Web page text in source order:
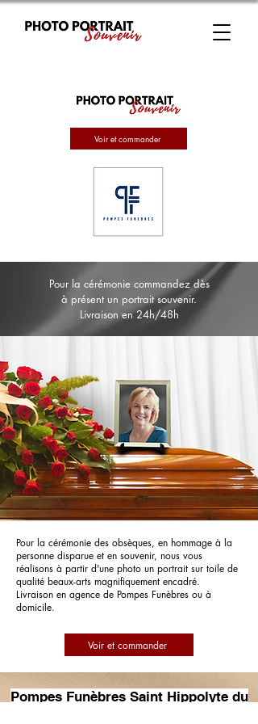
Voir et commander
Pour la cérémonie commandez dès
à présent un portrait souvenir.
Livraison en 24h/48h
Pour la cérémonie des obsèques, en hommage à la
personne disparue et en souvenir, nous vous
réalisons à partir d'une photo un portrait sur toile de
qualité beaux-arts magnifiquement encadré.
Livraison en agence de Pompes Funèbres ou à
domicile.
Voir et commander
Pompes Funèbres Saint Hippolyte du